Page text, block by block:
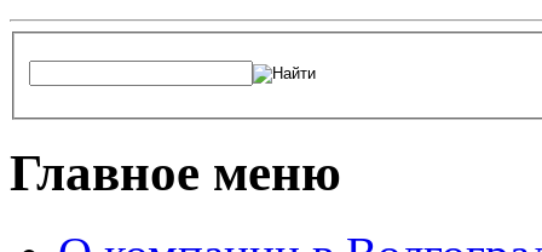
Главное меню